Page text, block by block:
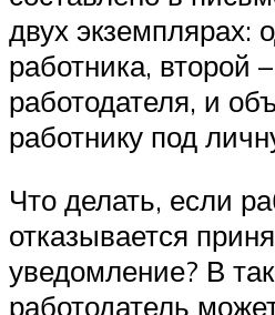
двух экземплярах:
работника, второй
работодателя, и
работнику под
Что делать, если
отказывается
уведомление? В
работодатель